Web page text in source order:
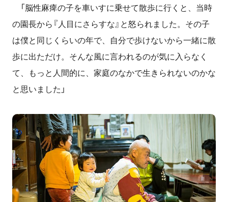
「脳性麻痺の子を車いすに乗せて散歩に行くと、当時
の園長から『人目にさらすな』と怒られました。その子
は僕と同じくらいの年で、自分で歩けないから一緒に散
歩に出ただけ。そんな風に言われるのが気に入らなく
て、もっと人間的に、家庭のなかで生きられないのかな
と思いました」